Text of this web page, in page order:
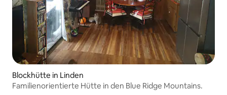
Blockhütte in Linden
Familienorientierte Hütte in den Blue Ridge Mountains.